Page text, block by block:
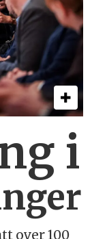
i
over 100